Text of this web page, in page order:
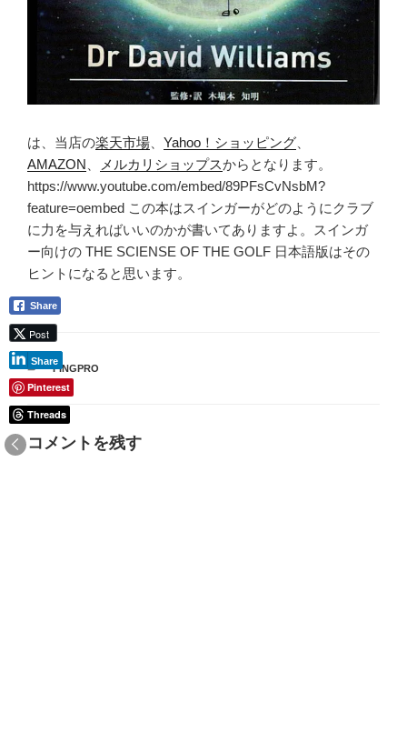
は、当店の楽天市場 Yahoo！ショッピング
AMAZON
メルカリショップスからとなります。
https://www.youtube.com/embed/89PFsCvNsbM?
feature=oembed この本はスインガーがどのようにクラブ
に力を与えればいいのかが書いてありますよ。スインガ
ー向けの THE SCIENSE OF THE GOLF 日本語版はその
ヒントになると思います。
カ
テ
リ
PINGPRO
コメントを残す
Share
Post
Share
Pinterest
Threads